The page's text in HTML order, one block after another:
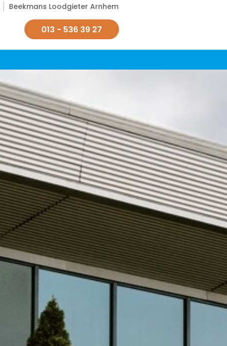
Beekmans Loodgieter Arnhem
013 - 536 39 27